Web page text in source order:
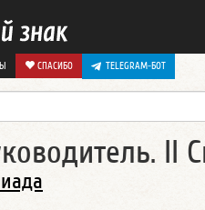
СПАСИБО TELEGRAM-БОТ
II